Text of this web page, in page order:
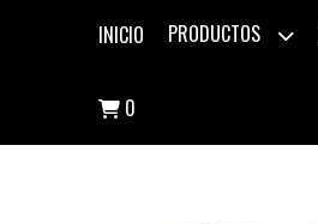
INICIO PRODUCTOS
0